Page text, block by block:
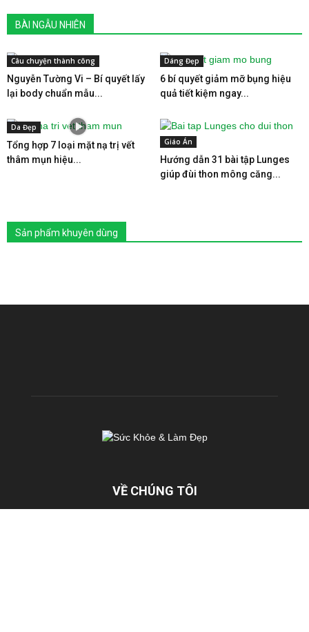
BÀI NGẪU NHIÊN
Câu chuyện thành công
Nguyễn Tường Vi – Bí quyết lấy
lại body chuẩn mẫu...
Dáng Đẹp
6 bí quyết giảm mỡ bụng hiệu
quả tiết kiệm ngay...
Da Đẹp
Tổng hợp 7 loại mặt nạ trị vết
thâm mụn hiệu...
Giáo Án
Hướng dẫn 31 bài tập Lunges
giúp đùi thon mông căng...
Sản phẩm khuyên dùng
VỀ CHÚNG TÔI